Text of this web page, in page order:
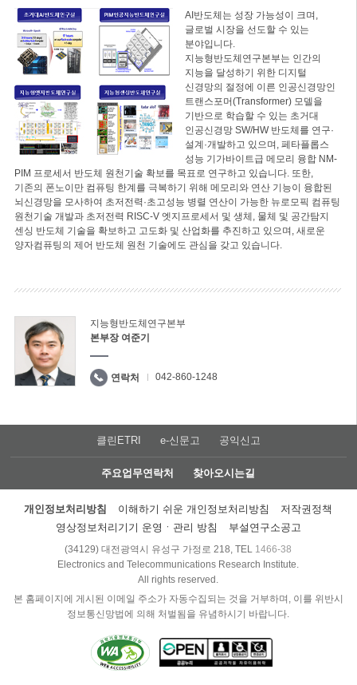
AI반도체는 성장 가능성이 크며,
글로벌 시장을 선도할 수 있는
분야입니다.
지능형반도체연구본부는 인간의
지능을 달성하기 위한 디지털
신경망의 절정에 이른 인공신경망인
트랜스포머(Transformer) 모델을
기반으로 학습할 수 있는 초거대
인공신경망 SW/HW 반도체를 연구·
설계·개발하고 있으며, 페타플롭스
성능 기가바이트급 메모리 융합 NM-
PIM 프로세서 반도체 원천기술 확보를 목표로 연구하고 있습니다. 또한,
기존의 폰노이만 컴퓨팅 한계를 극복하기 위해 메모리와 연산 기능이 융합된
뇌신경망을 모사하여 초저전력·초고성능 병렬 연산이 가능한 뉴로모픽 컴퓨팅
원천기술 개발과 초저전력 RISC-V 엣지프로세서 및 생체, 물체 및 공간탐지
센싱 반도체 기술을 확보하고 고도화 및 산업화를 추진하고 있으며, 새로운
양자컴퓨팅의 제어 반도체 원천 기술에도 관심을 갖고 있습니다.
지능형반도체연구본부
본부장 여준기
연락처 042-860-1248
클린ETRI e-신문고 공익신고
주요업무연락처 찾아오시는길
개인정보처리방침 이해하기 쉬운 개인정보처리방침
저작권정책
영상정보처리기기 운영ㆍ관리 방침
부설연구소공고
(34129) 대전광역시 유성구 가정로 218, TEL 1466-38
Electronics and Telecommunications Research Institute.
All rights reserved.
본 홈페이지에 게시된 이메일 주소가 자동수집되는 것을 거부하며, 이를 위반시
정보통신망법에 의해 처벌됨을 유념하시기 바랍니다.